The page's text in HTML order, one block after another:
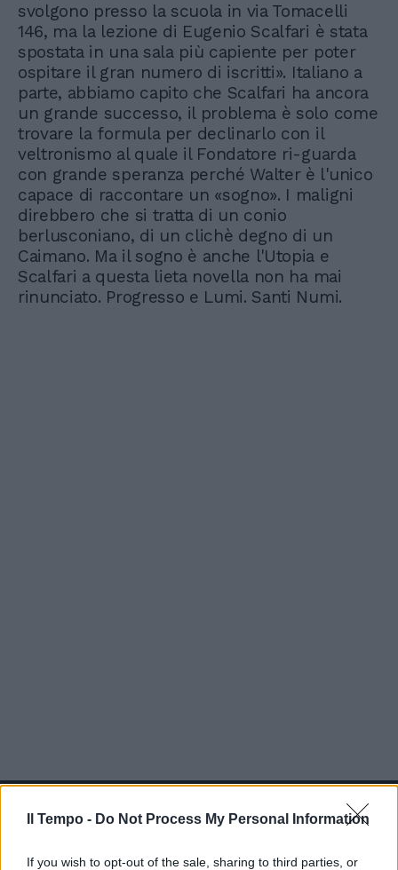
Il Tempo - Do Not Process My Personal Information
If you wish to opt-out of the sale, sharing to third parties, or
svolgono presso la scuola in via Tomacelli
146, ma la lezione di Eugenio Scalfari è stata
spostata in una sala più capiente per poter
ospitare il gran numero di iscritti». Italiano a
parte, abbiamo capito che Scalfari ha ancora
un grande successo, il problema è solo come
trovare la formula per declinarlo con il
veltronismo al quale il Fondatore ri-guarda
con grande speranza perché Walter è l'unico
capace di raccontare un «sogno». I maligni
direbbero che si tratta di un conio
berlusconiano, di un clichè degno di un
Caimano. Ma il sogno è anche l'Utopia e
Scalfari a questa lieta novella non ha mai
rinunciato. Progresso e Lumi. Santi Numi.